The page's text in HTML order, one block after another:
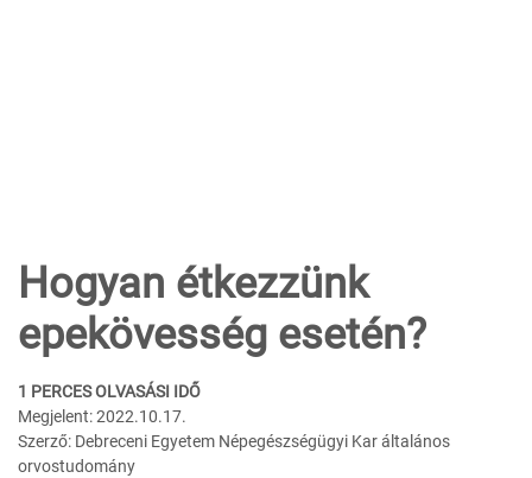
Hogyan étkezzünk
epekövesség esetén?
1 PERCES OLVASÁSI IDŐ
Megjelent: 2022.10.17.
Szerző: Debreceni Egyetem Népegészségügyi Kar általános
orvostudomány